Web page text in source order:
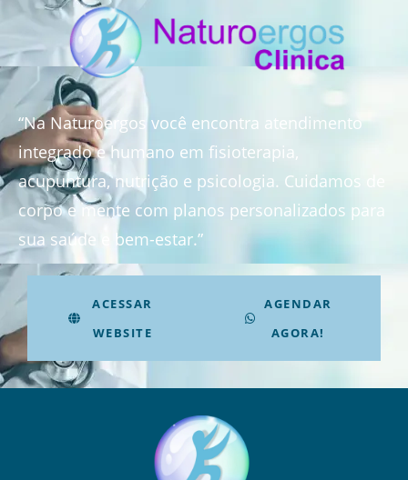
“Na Naturoergos você encontra atendimento
integrado e humano em fisioterapia,
acupuntura, nutrição e psicologia. Cuidamos de
corpo e mente com planos personalizados para
sua saúde e bem-estar.”
ACESSAR
WEBSITE
AGENDAR
AGORA!